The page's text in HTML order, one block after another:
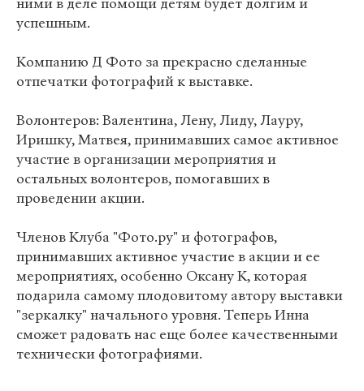
успешным.
Компанию Д Фото за прекрасно сделанные
отпечатки фотографий к выставке.
Волонтеров: Валентина, Лену, Лиду, Лауру,
Иришку, Матвея, принимавших самое активное
участие в организации мероприятия и
остальных волонтеров, помогавших в
проведении акции.
Членов Клуба "Фото.ру" и фотографов,
принимавших активное участие в акции и ее
мероприятиях, особенно Оксану К, которая
подарила самому плодовитому автору выставки
"зеркалку" начального уровня. Теперь Инна
сможет радовать нас еще более качественными
технически фотографиями.